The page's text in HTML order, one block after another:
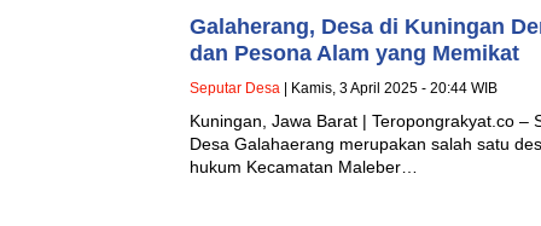
Galaherang, Desa di Kuningan
dan Pesona Alam yang Memikat
Seputar Desa | Kamis, 3 April 2025 - 20:44 WIB
Kuningan, Jawa Barat | Teropongrakyat.co –
Desa Galahaerang merupakan salah satu
hukum Kecamatan Maleber…